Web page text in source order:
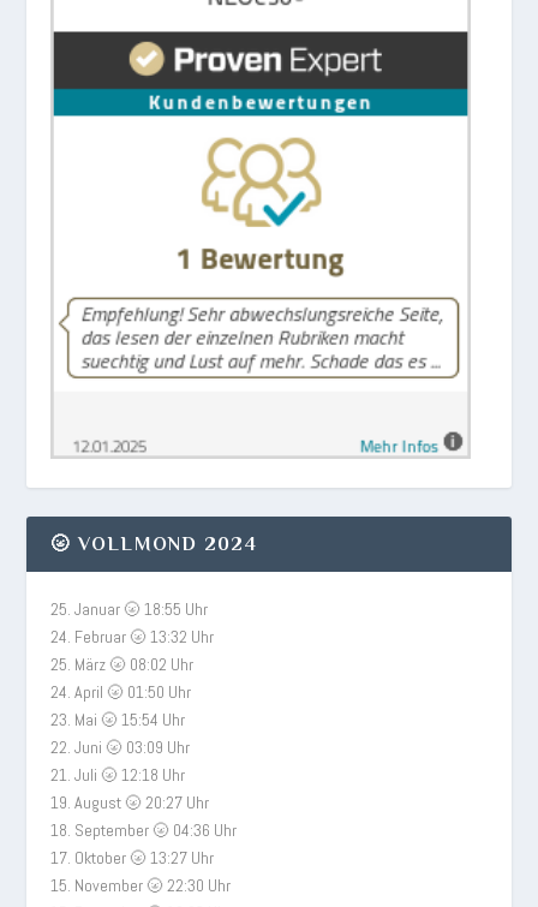
🌝 VOLLMOND 2024
25. Januar 🌝 18:55 Uhr
24. Februar 🌝 13:32 Uhr
25. März 🌝 08:02 Uhr
24. April 🌝 01:50 Uhr
23. Mai 🌝 15:54 Uhr
22. Juni 🌝 03:09 Uhr
21. Juli 🌝 12:18 Uhr
19. August 🌝 20:27 Uhr
18. September 🌝 04:36 Uhr
17. Oktober 🌝 13:27 Uhr
15. November 🌝 22:30 Uhr